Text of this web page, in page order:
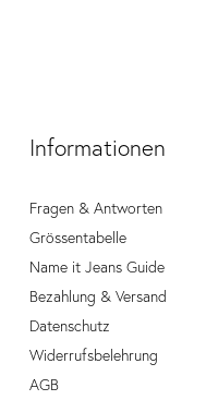
Informationen
Fragen & Antworten
Grössentabelle
Name it Jeans Guide
Bezahlung & Versand
Datenschutz
Widerrufsbelehrung
AGB